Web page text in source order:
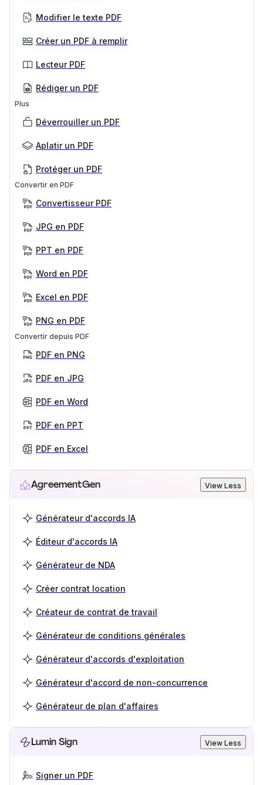
Modifier le texte PDF
Créer un PDF à remplir
Lecteur PDF
Rédiger un PDF
Plus
Déverrouiller un PDF
Aplatir un PDF
Protéger un PDF
Convertir en PDF
Convertisseur PDF
JPG en PDF
PPT en PDF
Word en PDF
Excel en PDF
PNG en PDF
Convertir depuis PDF
PDF en PNG
PDF en JPG
PDF en Word
PDF en PPT
PDF en Excel
AgreementGen View Less
Générateur d'accords IA
Éditeur d'accords IA
Générateur de NDA
Créer contrat location
Créateur de contrat de travail
Générateur de conditions générales
Générateur d'accords d'exploitation
Générateur d'accord de non-concurrence
Générateur de plan d'affaires
Lumin Sign View Less
Signer un PDF